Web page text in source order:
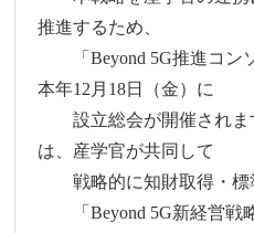
推進するため、
「Beyond 5G推進コン
本年12月18日（金）に
設立総会が開催されま
は、産学官が共同して
戦略的に知財取得・標
「Beyond 5G新経営戦